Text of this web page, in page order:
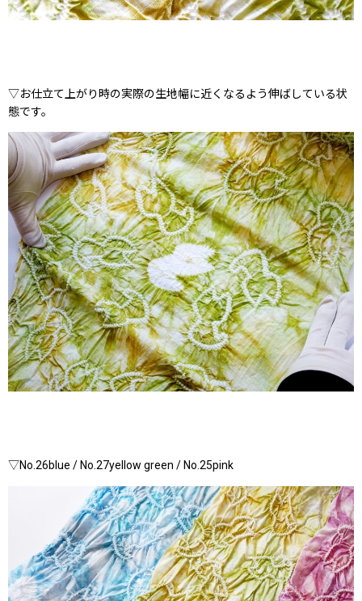
▽お仕立て上がり時の実際の生地幅に近くなるよう伸ばしている状
態です。
▽No.26blue / No.27yellow green / No.25pink